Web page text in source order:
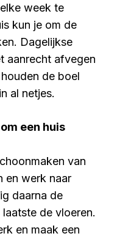
week te
kun je om de
Dagelijkse
aanrecht afvegen
de boel
al netjes.
een huis
van
en werk naar
daarna de
de vloeren.
en maak een